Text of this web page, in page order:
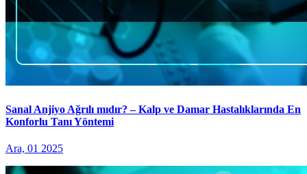
Sanal Anjiyo Ağrılı mıdır? – Kalp ve Damar Hastalıklarında En
Konforlu Tanı Yöntemi
Ara, 01 2025